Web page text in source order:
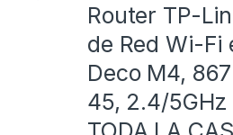
Router TP-
de Red Wi-Fi
Deco M4,
45, 2.4/5GHz